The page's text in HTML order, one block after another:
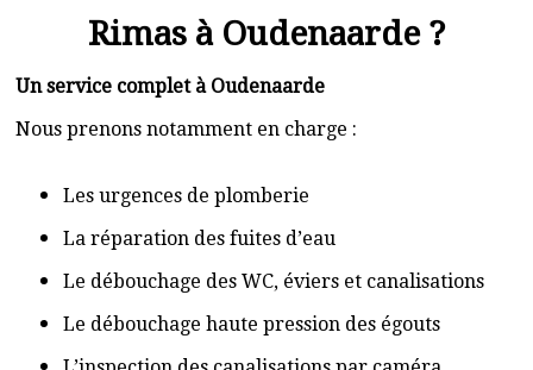
Rimas à Oudenaarde ?
Un service complet à Oudenaarde
Nous prenons notamment en charge :
Les urgences de plomberie
La réparation des fuites d’eau
Le débouchage des WC, éviers et canalisations
Le débouchage haute pression des égouts